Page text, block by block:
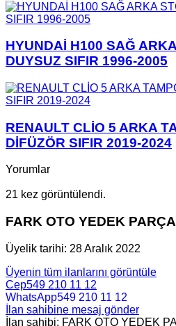
HYUNDAİ H100 SAĞ
DUYSUZ SIFIR 1996-2005
RENAULT CLİO 5 ARKA
DİFÜZÖR SIFIR 2019-2024
Yorumlar
21 kez görüntülendi.
FARK OTO YEDEK PARÇA
Üyelik tarihi: 28 Aralık 2022
Üyenin tüm ilanlarını görüntüle
Cep549 210 11 12
WhatsApp549 210 11 12
İlan sahibine mesaj gönder
İlan sahibi: FARK OTO YEDEK